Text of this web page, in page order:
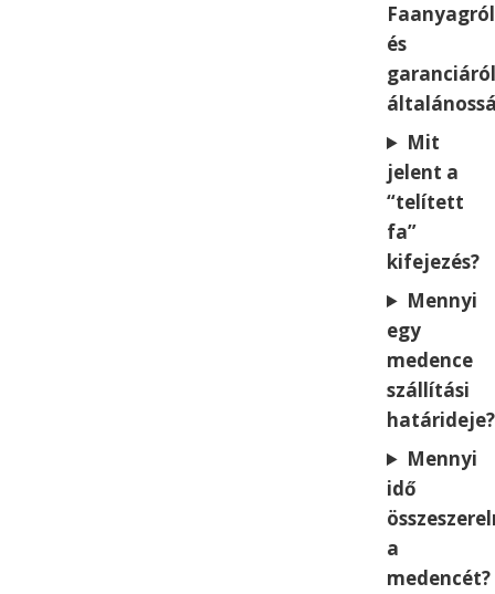
Faanyagról
és
garanciáról
Mit
jelent a
“telített
fa”
kifejezés?
Mennyi
egy
medence
szállítási
határideje?
Mennyi
idő
a
medencét?